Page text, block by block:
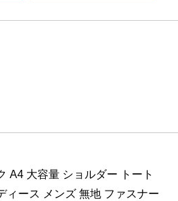
A4 大容量 ショルダー トート
ィース メンズ 無地 ファスナー